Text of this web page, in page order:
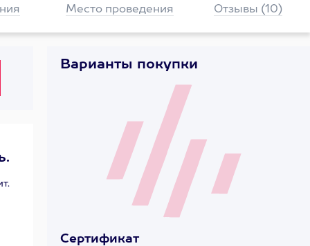
Место проведения Отзывы (10)
Варианты покупки
Сертификат